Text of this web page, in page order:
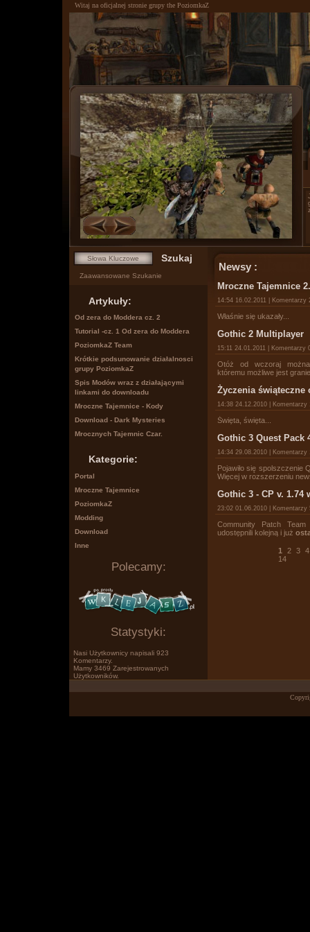
Witaj na oficjalnej stronie grupy the PoziomkaZ
0 1
Zaawansowane Szukanie
Artykuły:
Od zera do Moddera cz. 2
Tutorial -cz. 1 Od zera do Moddera
PoziomkaZ Team
Krótkie podsunowanie działalnosci
grupy PoziomkaZ
Spis Modów wraz z działającymi
linkami do downloadu
Mroczne Tajemnice - Kody
Download - Dark Mysteries
Mrocznych Tajemnic Czar.
Kategorie:
Portal
Mroczne Tajemnice
PoziomkaZ
Modding
Download
Inne
Polecamy:
Statystyki:
Nasi Użytkownicy napisali 923
Komentarzy.
Mamy 3469 Zarejestrowanych
Użytkowników.
Newsy :
Mroczne Tajemnice
14:54 16.02.2011 | Komentarzy
Właśnie się ukazały...
Gothic 2 Multiplayer
15:11 24.01.2011 | Komentarzy
Otóż od wczoraj
któremu możliwe jest
Życzenia świąteczne
14:38 24.12.2010 |
Święta, święta...
Gothic 3 Quest Pack
14:34 29.08.2010 |
Pojawiło się spolszczenie
Więcej w rozszerzeniu
Gothic 3 - CP v. 1.74
23:02 01.06.2010 |
Community Patch
udostępnili kolejną i już
1 2 3 4
14